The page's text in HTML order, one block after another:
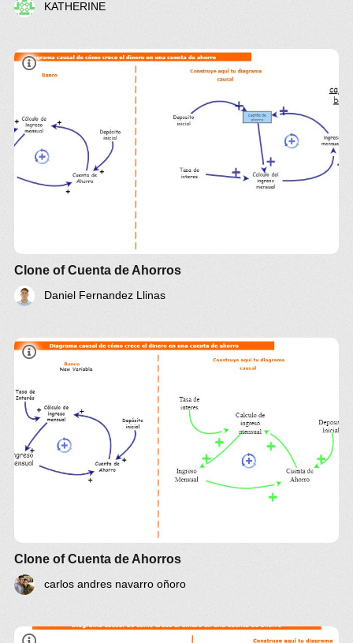
KATHERINE
Clone of Cuenta de Ahorros
Daniel Fernandez Llinas
Clone of Cuenta de Ahorros
carlos andres navarro oñoro